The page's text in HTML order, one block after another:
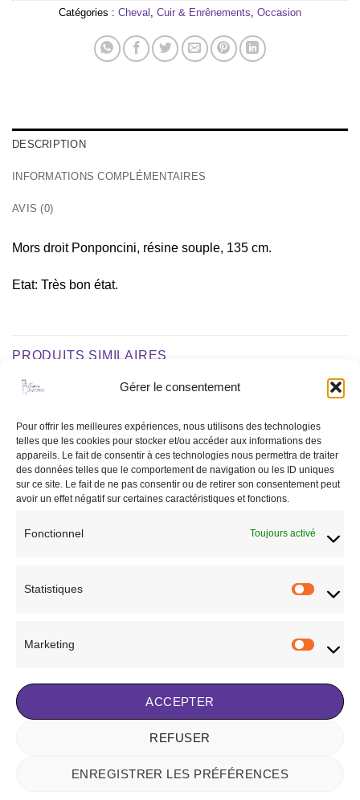
Gérer le consentement
Pour offrir les meilleures expériences, nous utilisons des technologies
telles que les cookies pour stocker et/ou accéder aux informations des
appareils. Le fait de consentir à ces technologies nous permettra de traiter
des données telles que le comportement de navigation ou les ID uniques
sur ce site. Le fait de ne pas consentir ou de retirer son consentement peut
avoir un effet négatif sur certaines caractéristiques et fonctions.
Fonctionnel Toujours activé
Statistiques
Marketing
ACCEPTER
REFUSER
ENREGISTRER LES PRÉFÉRENCES
Catégories : Cheval Cuir & Enrênements Occasion
DESCRIPTION
INFORMATIONS COMPLÉMENTAIRES
AVIS (0)
Mors droit Ponponcini, résine souple, 135 cm.
Etat: Très bon état.
PRODUITS SIMILAIRES
Ajouter
à la liste
de
souhaits
12,00€
Ajouter à la liste de
Ajouter
à la liste
de
souhaits
Ajouter à la liste de
Visa Stripe
NOTRE HISTOIRE BLOG CONTACT
FAQ